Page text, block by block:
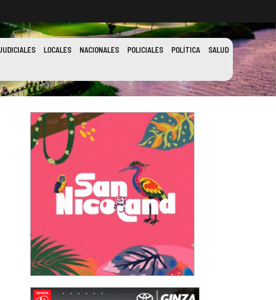
LOCALES NACIONALES POLICIALES POLÍTICA SALUD